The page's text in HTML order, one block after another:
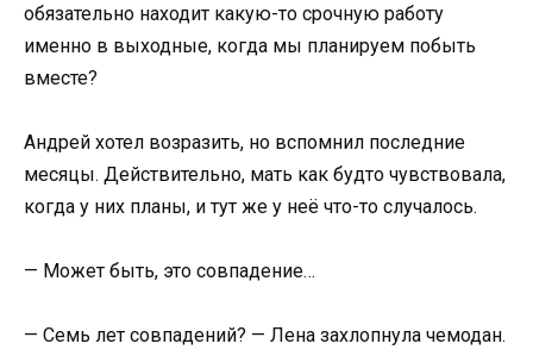
обязательно находит какую-то срочную работу
именно в выходные, когда мы планируем побыть
вместе?
Андрей хотел возразить, но вспомнил последние
месяцы. Действительно, мать как будто чувствовала,
когда у них планы, и тут же у неё что-то случалось.
— Может быть, это совпадение…
— Семь лет совпадений? — Лена захлопнула чемодан.